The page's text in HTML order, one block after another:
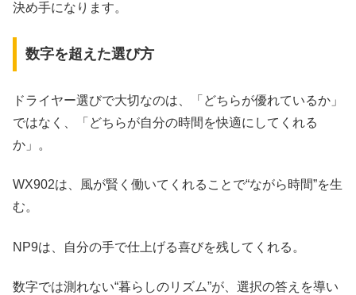
決め手になります。
数字を超えた選び方
ドライヤー選びで大切なのは、「どちらが優れているか」
ではなく、「どちらが自分の時間を快適にしてくれる
か」。
WX902は、風が賢く働いてくれることで“ながら時間”を生
む。
NP9は、自分の手で仕上げる喜びを残してくれる。
数字では測れない“暮らしのリズム”が、選択の答えを導い